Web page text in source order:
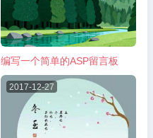
编写一个简单的ASP留言板
2017-12-27